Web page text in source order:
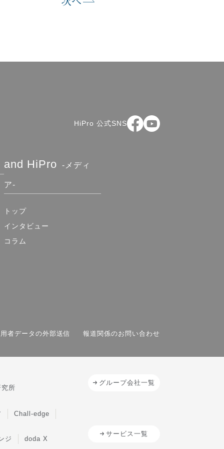
HiPro 公式SNS
and HiPro -メディ
ア-
トップ
インタビュー
コラム
者データの外部送信 報道関係のお問い合わせ
所
グループ会社一覧
Chall-edge
ジ doda X
サービス一覧